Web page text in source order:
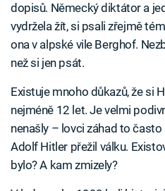
dopisů. Německý diktátor a
vydržela žít, si psali zřejmě
ona v alpské vile Berghof.
než si jen psát.
Existuje mnoho důkazů, že si
nejméně 12 let. Je velmi
nenašly – lovci záhad to často
Adolf Hitler přežil válku.
bylo? A kam zmizely?